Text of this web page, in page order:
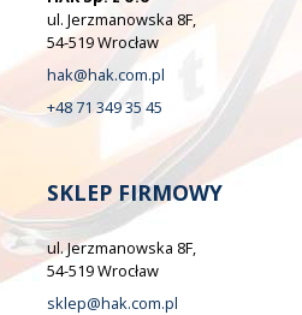
ul. Jerzmanowska 8F,
54-519 Wrocław
hak@hak.com.pl
+48 71 349 35 45
SKLEP FIRMOWY
ul. Jerzmanowska 8F,
54-519 Wrocław
sklep@hak.com.pl